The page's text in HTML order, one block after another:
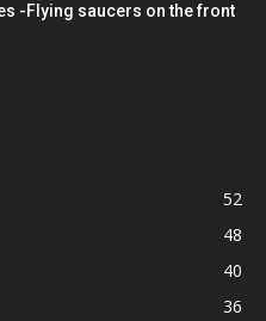
-Flying saucers on the front
52
48
40
36